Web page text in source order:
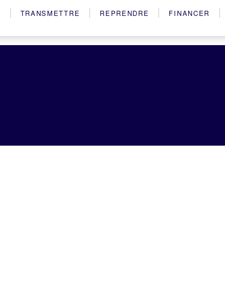
TRANSMETTRE REPRENDRE FINANCER